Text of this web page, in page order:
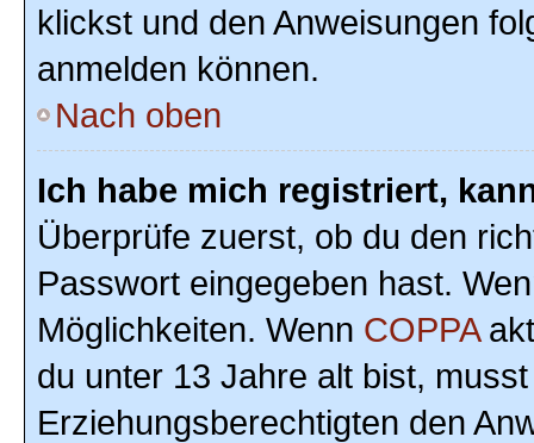
klickst und den Anweisungen
anmelden können.
Nach oben
Ich habe mich registriert,
Überprüfe zuerst, ob du den
Passwort eingegeben hast.
Möglichkeiten. Wenn COPPA
du unter 13 Jahre alt bist,
Erziehungsberechtigten den